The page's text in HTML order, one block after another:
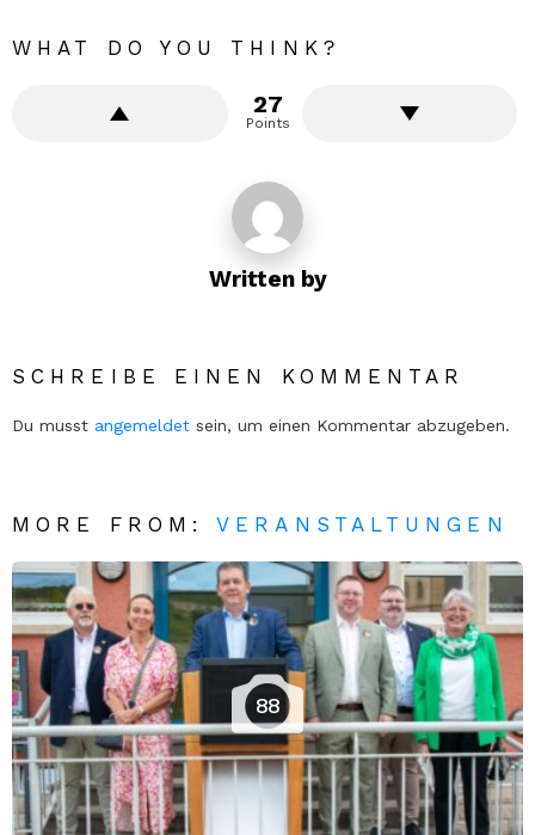
WHAT DO YOU THINK?
27
Points
Written by
SCHREIBE EINEN KOMMENTAR
Du musst angemeldet sein, um einen Kommentar abzugeben.
MORE FROM:VERANSTALTUNGEN
88